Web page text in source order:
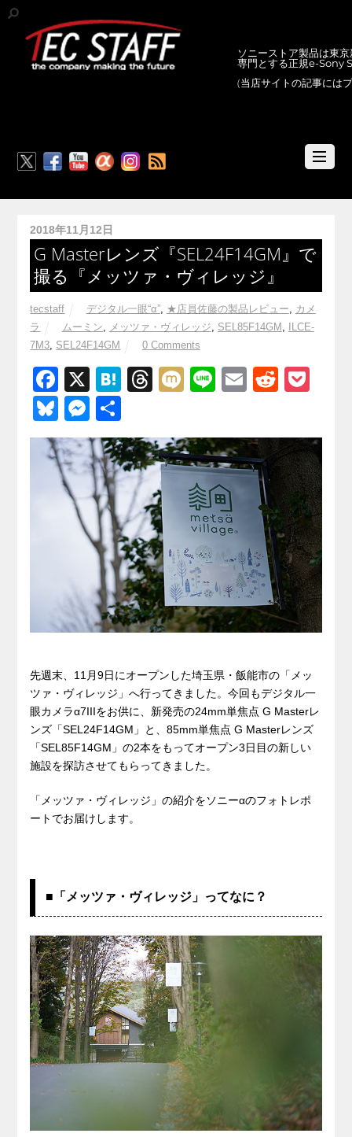
ソニーストア製品は東
専門とする正規e-Sony
(当店サイトの記事には
2018年11月12日
G Masterレンズ『SEL24F14GM』で
撮る『メッツァ・ヴィレッジ』
tecstaff デジタル一眼“α”, ★店員佐藤の製品レビュー, カメ
ラ
ムーミン, メッツァ・ヴィレッジ, SEL85F14GM ,
ILCE-
7M3, SEL24F14GM 0 Comments
F
a
c
e
b
o
X
H
e
n
a
T
e
a
d
s
M
Li
e
E
ail
R
d
di
t
ck
et
Bl
u
e
sk
y
M
e
ss
e
n
g
er
有
先週末、11月9日にオープンした埼玉県・飯能市の「メッ
ツァ・ヴィレッジ」へ行ってきました。今回もデジタル一
眼カメラα7IIIをお供に、新発売の24mm単焦点 G Masterレ
ンズ「SEL24F14GM」と、85mm単焦点 G Masterレンズ
「SEL85F14GM」の2本をもってオープン3日目の新しい
施設を探訪させてもらってきました。
「メッツァ・ヴィレッジ」の紹介をソニーαのフォトレポ
ートでお届けします。
■「メッツァ・ヴィレッジ」ってなに？